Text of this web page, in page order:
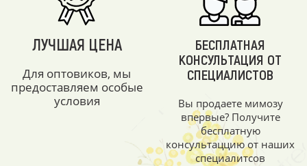
ЛУЧШАЯ ЦЕНА
Для оптовиков, мы
предоставляем особые
условия
БЕСПЛАТНАЯ
КОНСУЛЬТАЦИЯ ОТ
СПЕЦИАЛИСТОВ
Вы продаете мимозу
впервые? Получите
бесплатную
консультаццию от наших
специалитсов